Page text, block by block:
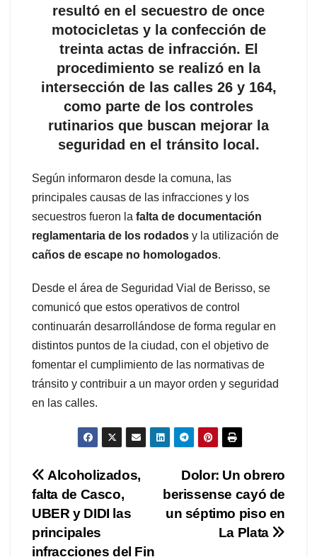
resultó en el secuestro de once
motocicletas y la confección de
treinta actas de infracción. El
procedimiento se realizó en la
intersección de las calles 26 y 164,
como parte de los controles
rutinarios que buscan mejorar la
seguridad en el tránsito local.
Según informaron desde la comuna, las
principales causas de las infracciones y los
secuestros fueron la falta de documentación
reglamentaria de los rodados y la utilización de
caños de escape no homologados.
Desde el área de Seguridad Vial de Berisso, se
comunicó que estos operativos de control
continuarán desarrollándose de forma regular en
distintos puntos de la ciudad, con el objetivo de
fomentar el cumplimiento de las normativas de
tránsito y contribuir a un mayor orden y seguridad
en las calles.
Navegación
de
entradas
Dolor: Un obrero
berissense cayó de
un séptimo piso en
La Plata
Alcoholizados,
falta de Casco,
UBER y DIDI las
principales
infracciones del Fin